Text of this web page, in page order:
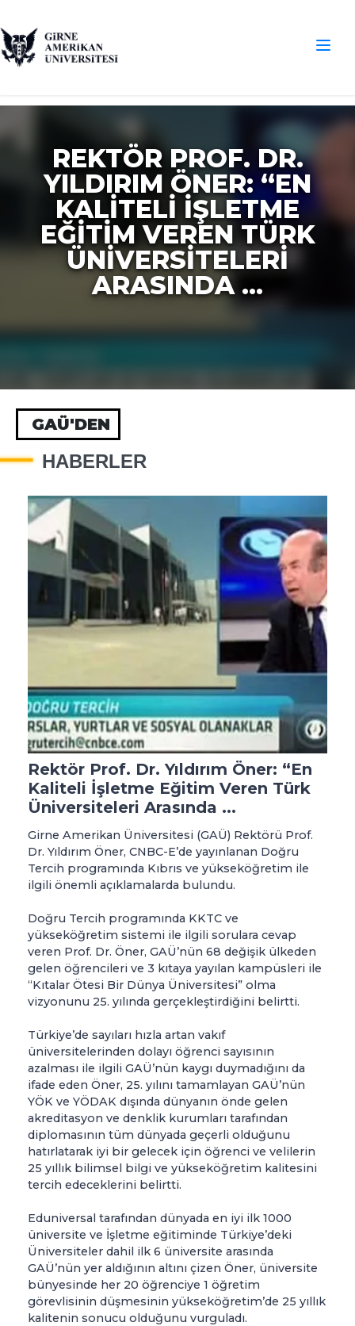
REKTÖR PROF. DR.
YILDIRIM ÖNER: “EN
KALITELI İŞLETME
EĞITIM VEREN TÜRK
ÜNIVERSITELERI
ARASINDA ...
GAÜ'DEN
HABERLER
Rektör Prof. Dr. Yıldırım Öner: “En
Kaliteli İşletme Eğitim Veren Türk
Üniversiteleri Arasında ...
Girne Amerikan Üniversitesi (GAÜ) Rektörü Prof.
Dr. Yıldırım Öner, CNBC-E’de yayınlanan Doğru
Tercih programında Kıbrıs ve yükseköğretim ile
ilgili önemli açıklamalarda bulundu.
Doğru Tercih programında KKTC ve
yükseköğretim sistemi ile ilgili sorulara cevap
veren Prof. Dr. Öner, GAÜ’nün 68 değişik ülkeden
gelen öğrencileri ve 3 kıtaya yayılan kampüsleri ile
“Kıtalar Ötesi Bir Dünya Üniversitesi” olma
vizyonunu 25. yılında gerçekleştirdiğini belirtti.
Türkiye’de sayıları hızla artan vakıf
üniversitelerinden dolayı öğrenci sayısının
azalması ile ilgili GAÜ’nün kaygı duymadığını da
ifade eden Öner, 25. yılını tamamlayan GAÜ’nün
YÖK ve YÖDAK dışında dünyanın önde gelen
akreditasyon ve denklik kurumları tarafından
diplomasının tüm dünyada geçerli olduğunu
hatırlatarak iyi bir gelecek için öğrenci ve velilerin
25 yıllık bilimsel bilgi ve yükseköğretim kalitesini
tercih edeceklerini belirtti.
Eduniversal tarafından dünyada en iyi ilk 1000
üniversite ve İşletme eğitiminde Türkiye’deki
Üniversiteler dahil ilk 6 üniversite arasında
GAÜ’nün yer aldığının altını çizen Öner, üniversite
bünyesinde her 20 öğrenciye 1 öğretim
görevlisinin düşmesinin yükseköğretim’de 25 yıllık
kalitenin sonucu olduğunu vurguladı.